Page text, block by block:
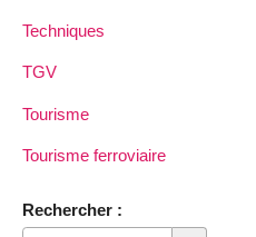
Techniques
TGV
Tourisme
Tourisme ferroviaire
Rechercher :